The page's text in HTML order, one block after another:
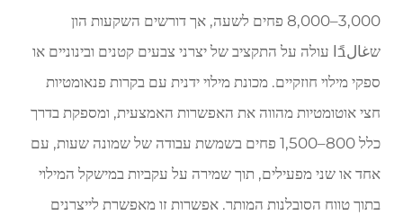
3,000–8,000 פחים לשעה, אך דורשים השקעות הון
שغالבًا עולה על התקציב של יצרני צבעים קטנים ובינוניים או
ספקי מילוי חוזקיים. מכונת מילוי ידנית עם בקרות פנאומטיות
חצי אוטומטיות מהווה את האפשרות האמצעית, ומספקת בדרך
כלל 800–1,500 פחים בשמשת עבודה של שמונה שעות, עם
אחד או שני מפעילים, תוך שמירה על עקביות במישקל המילוי
בתוך טווח הסובלנות המותר. אפשרות זו מאפשרת לייצרנים